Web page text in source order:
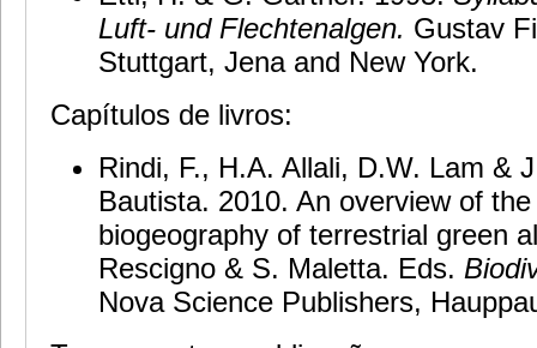
Luft- und Flechtenalgen. Gustav
Stuttgart, Jena and New York.
Capítulos de livros:
Rindi, F., H.A. Allali, D.W. Lam &
Bautista. 2010. An overview of
biogeography of terrestrial green
Rescigno & S. Maletta. Eds.
Nova Science Publishers,